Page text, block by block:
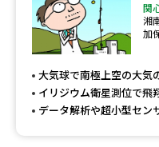
関
湘
加
大気球で南極上空の大気
イリジウム衛星測位で飛
データ解析や超小型セン